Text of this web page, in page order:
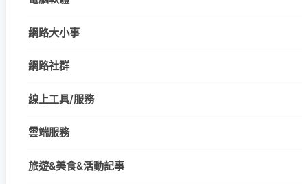
網路大小事
網路社群
線上工具/服務
雲端服務
旅遊&美食&活動記事